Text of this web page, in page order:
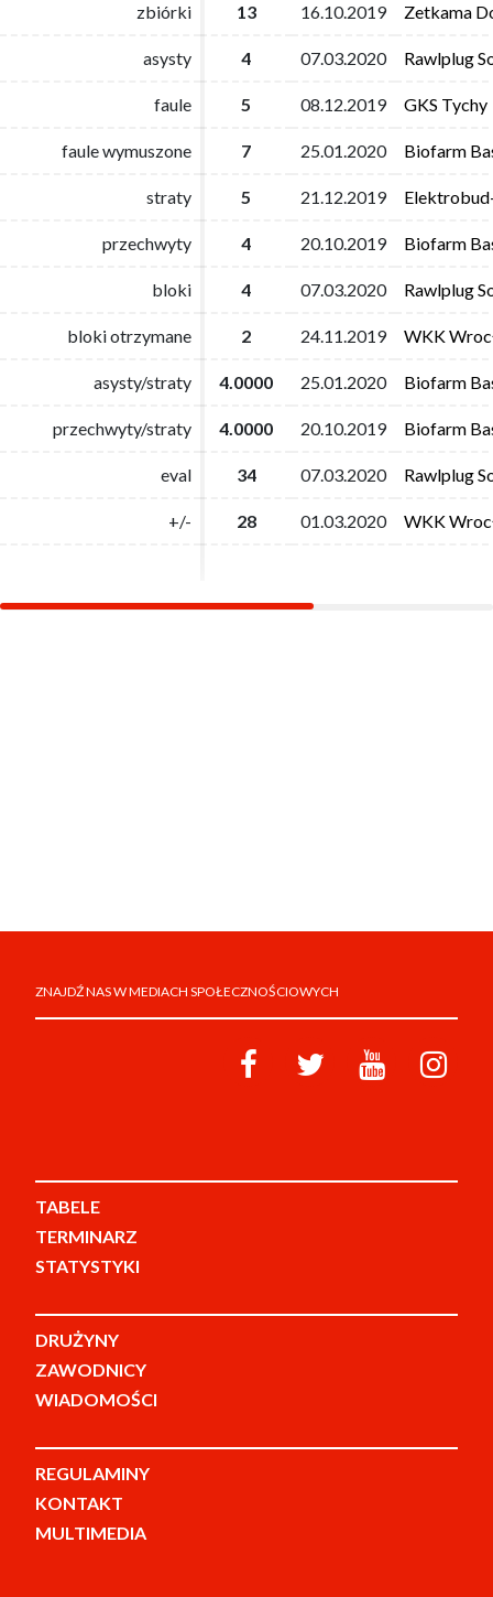
zbiórki 13 16.10.2019 Zetkama
asysty 4 07.03.2020 Rawlplug
faule 5 08.12.2019 GKS Tychy
faule wymuszone 7 25.01.2020 Biofarm
straty 5 21.12.2019
przechwyty 4 20.10.2019 Biofarm
bloki 4 07.03.2020 Rawlplug
bloki otrzymane 2 24.11.2019 WKK
asysty/straty 4.0000 25.01.2020 Biofarm
przechwyty/straty 4.0000 20.10.2019 Biofarm
eval 34 07.03.2020 Rawlplug
+/- 28 01.03.2020 WKK
zbiórki 13 16.10.2019 Zetkama
asysty 4 07.03.2020 Rawlplug
faule 5 08.12.2019 GKS Tychy
faule wymuszone 7 25.01.2020 Biofarm
straty 5 21.12.2019
przechwyty 4 20.10.2019 Biofarm
bloki 4 07.03.2020 Rawlplug
bloki otrzymane 2 24.11.2019 WKK
asysty/straty 4.0000 25.01.2020 Biofarm
przechwyty/straty 4.0000 20.10.2019 Biofarm
eval 34 07.03.2020 Rawlplug
+/- 28 01.03.2020 WKK
ZNAJDŹ NAS W MEDIACH SPOŁECZNOŚCIOWYCH
TABELE
TERMINARZ
STATYSTYKI
DRUŻYNY
ZAWODNICY
WIADOMOŚCI
REGULAMINY
KONTAKT
MULTIMEDIA